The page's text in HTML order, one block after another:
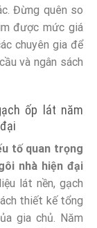
Đừng quên so
được mức giá
chuyên gia để
và ngân sách
ốp lát năm
tố quan trọng
nhà hiện đại
lát nền, gạch
thiết kế tổng
gia chủ. Năm